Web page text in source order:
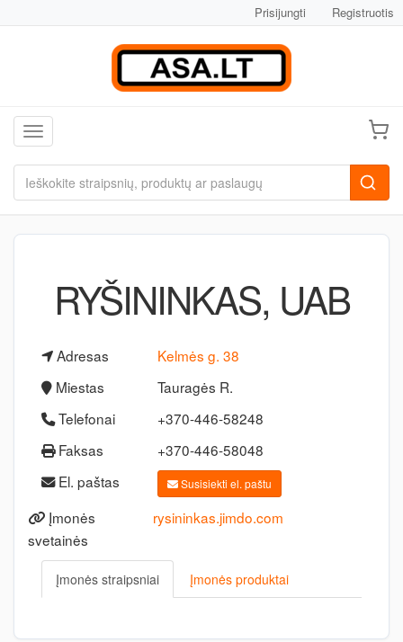
Prisijungti Registruotis
Toggle navigation
RYŠININKAS, UAB
Adresas
Kelmės g. 38
Miestas
Tauragės R.
Telefonai
+370-446-58248
Faksas
+370-446-58048
El. paštas
Susisiekti el. paštu
Įmonės
svetainės
rysininkas.jimdo.com
Įmonės straipsniai Įmonės produktai